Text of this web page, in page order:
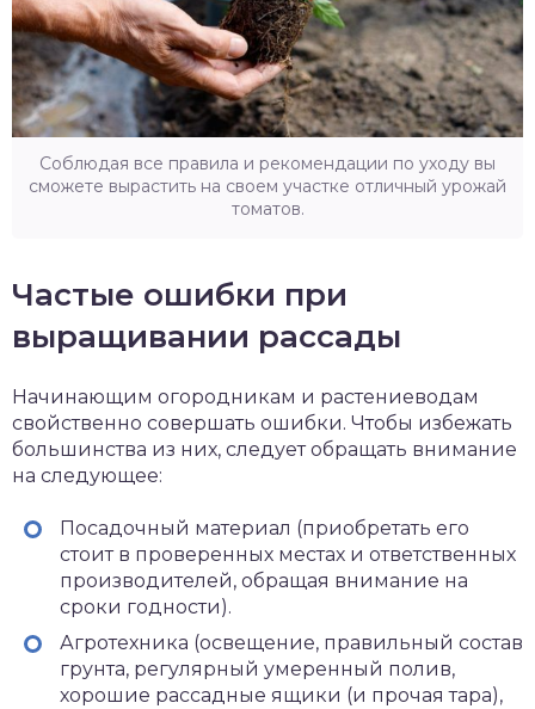
Соблюдая все правила и рекомендации по уходу вы
сможете вырастить на своем участке отличный урожай
томатов.
Частые ошибки при
выращивании рассады
Начинающим огородникам и растениеводам
свойственно совершать ошибки. Чтобы избежать
большинства из них, следует обращать внимание
на следующее:
Посадочный материал (приобретать его
стоит в проверенных местах и ответственных
производителей, обращая внимание на
сроки годности).
Агротехника (освещение, правильный состав
грунта, регулярный умеренный полив,
хорошие рассадные ящики (и прочая тара),